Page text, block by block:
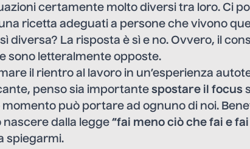
certamente molto diversi tra loro. Ci
ricetta adeguati a persone che vivono
diversa? La risposta è sì e no. Ovvero, il
sono letteralmente opposte.
il rientro al lavoro in un’esperienza
penso sia importante spostare il focus
può portare ad ognuno di noi.
dalla legge “fai meno ciò che fai e
spiegarmi.